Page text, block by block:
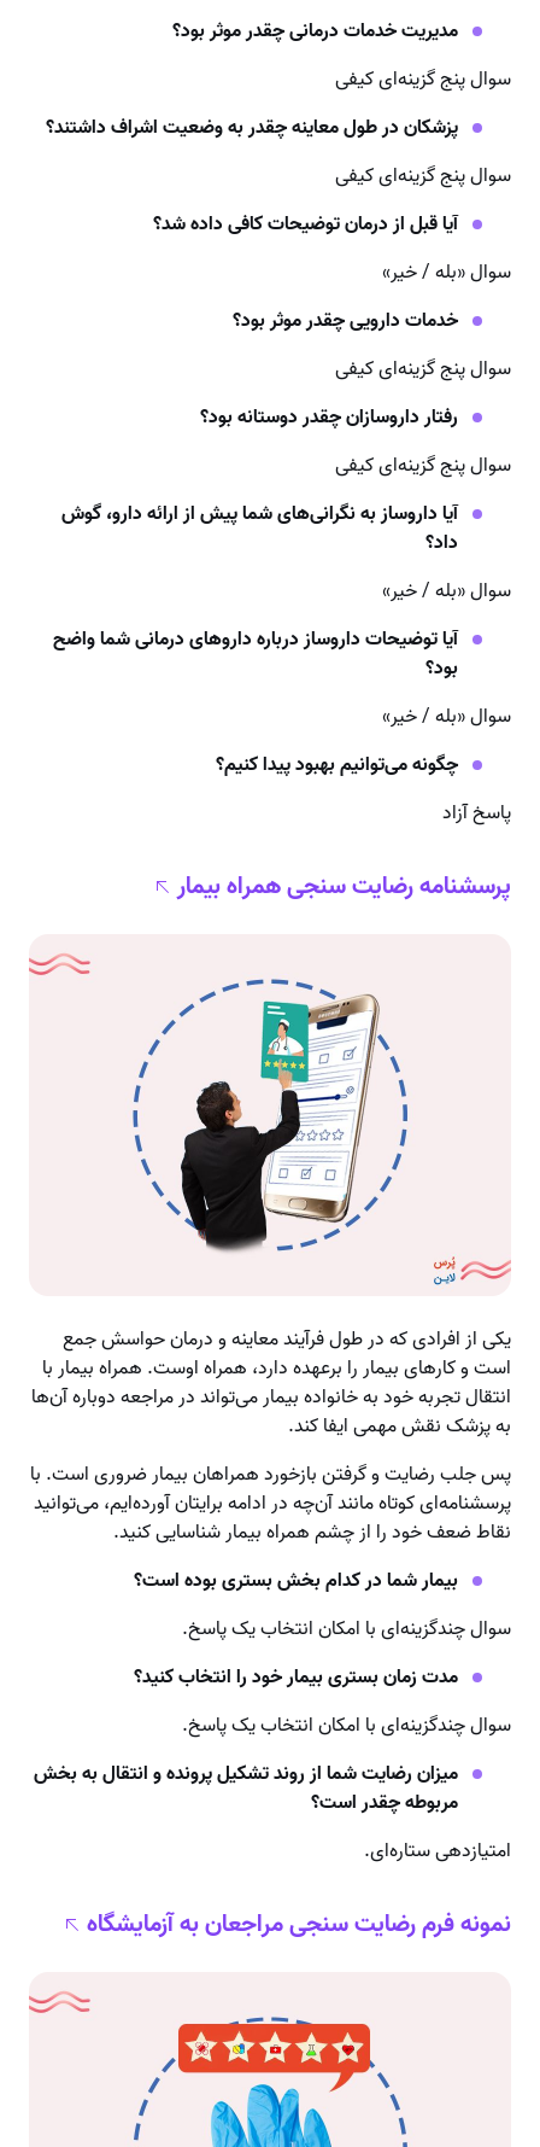
مدیریت خدمات درمانی چقدر موثر بود؟
سوال پنج گزینه‌ای کیفی
پزشکان در طول معاینه چقدر به وضعیت اشراف داشتند؟
سوال پنج گزینه‌ای کیفی
آیا قبل از درمان توضیحات کافی داده شد؟
سوال «بله / خیر»
خدمات دارویی چقدر موثر بود؟
سوال پنج گزینه‌ای کیفی
رفتار داروسازان چقدر دوستانه بود؟
سوال پنج گزینه‌ای کیفی
آیا داروساز به نگرانی‌های شما پیش از ارائه دارو، گوش
داد؟
سوال «بله / خیر»
آیا توضیحات داروساز درباره داروهای درمانی شما واضح
بود؟
سوال «بله / خیر»
چگونه می‌توانیم بهبود پیدا کنیم؟
پاسخ آزاد
پرسشنامه رضایت سنجی همراه بیمار
یکی از افرادی که در طول فرآیند معاینه و درمان حواسش جمع
است و کارهای بیمار را برعهده دارد، همراه اوست. همراه بیمار با
انتقال تجربه خود به خانواده بیمار می‌تواند در مراجعه دوباره آن‌ها
به پزشک نقش مهمی ایفا کند.
پس جلب رضایت و گرفتن بازخورد همراهان بیمار ضروری است. با
پرسشنامه‌ای کوتاه مانند آن‌چه در ادامه برایتان آورده‌ایم، می‌توانید
نقاط ضعف خود را از چشم همراه بیمار شناسایی کنید.
بیمار شما در کدام بخش بستری بوده است؟
سوال چند‌گزینه‌ای با امکان انتخاب یک پاسخ.
مدت زمان بستری بیمار خود را انتخاب کنید؟
سوال چند‌گزینه‌ای با امکان انتخاب یک پاسخ.
میزان رضایت شما از روند تشکیل پرونده و انتقال به بخش
مربوطه چقدر است؟
امتیازدهی ستاره‌ای.
نمونه فرم رضایت سنجی مراجعان به آزمایشگاه